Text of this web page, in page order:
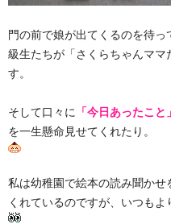
門の前で娘が出てくるのを待
級生たちが「さくらちゃんマ
す。
そして口々に 「今日あったこと」
を一生懸命見せてくれたり。
私は幼稚園で絵本の読み聞か
くれているのですが、いつもよ